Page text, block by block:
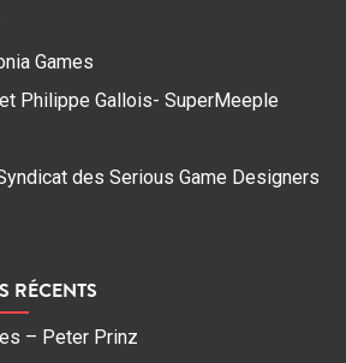
Games
Philippe Gallois- SuperMeeple
des Serious Game Designers
RÉCENTS
– Peter Prinz